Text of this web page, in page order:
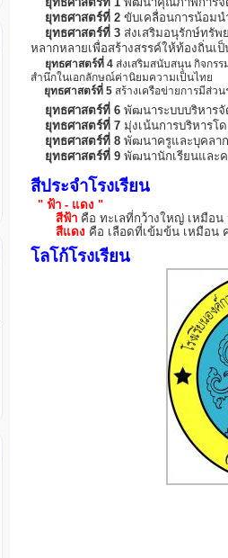
ยุทธศาสตร์ที่ 2 ขับเคลื่อนการน้อมน
ยุทธศาสตร์ที่ 3 ส่งเสริมอนุรักษ์ทรั
หลากหลายเพื่อสร้างสรรค์ให้ท้องถิ่นเ
ยุทธศาสตร์ที่ 4 ส่งเสริมสนับสนุน กิจกร
สำนึกในเอกลักษณ์ค่านิยมความเป็นไทย
ยุทธศาสตร์ที่ 5 สร้างเครือข่ายการมีส่
ยุทธศาสตร์ที่ 6 พัฒนาระบบบริหาร
ยุทธศาสตร์ที่ 7 มุ่งเน้นการบริหารโ
ยุทธศาสตร์ที่ 8 พัฒนาครูและบุคลา
ยุทธศาสตร์ที่ 9 พัฒนานักเรียนและ
สีประจำโรงเรียน
" ฟ้า - แดง "
สีฟ้า คือ ทะเลที่กว้างใหญ่ เหมือ
สีแดง คือ เลือดที่เข้มข้น เหมือน
โลโก้โรงเรียน